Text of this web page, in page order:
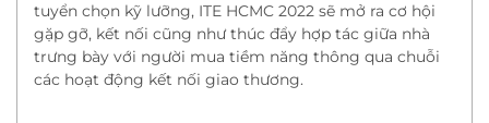
tuyển chọn kỹ lưỡng, ITE HCMC 2022 sẽ mở ra cơ hội
gặp gỡ, kết nối cũng như thúc đẩy hợp tác giữa nhà
trưng bày với người mua tiềm năng thông qua chuỗi
các hoạt động kết nối giao thương.